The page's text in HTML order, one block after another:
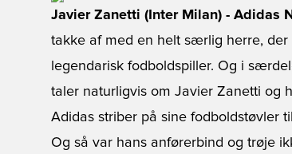
Javier Zanetti (Inter Milan) - Adidas
takke af med en helt særlig herre,
legendarisk fodboldspiller. Og i
taler naturligvis om Javier Zanetti og
Adidas striber på sine fodboldstøvler
Og så var hans anførerbind og trøje